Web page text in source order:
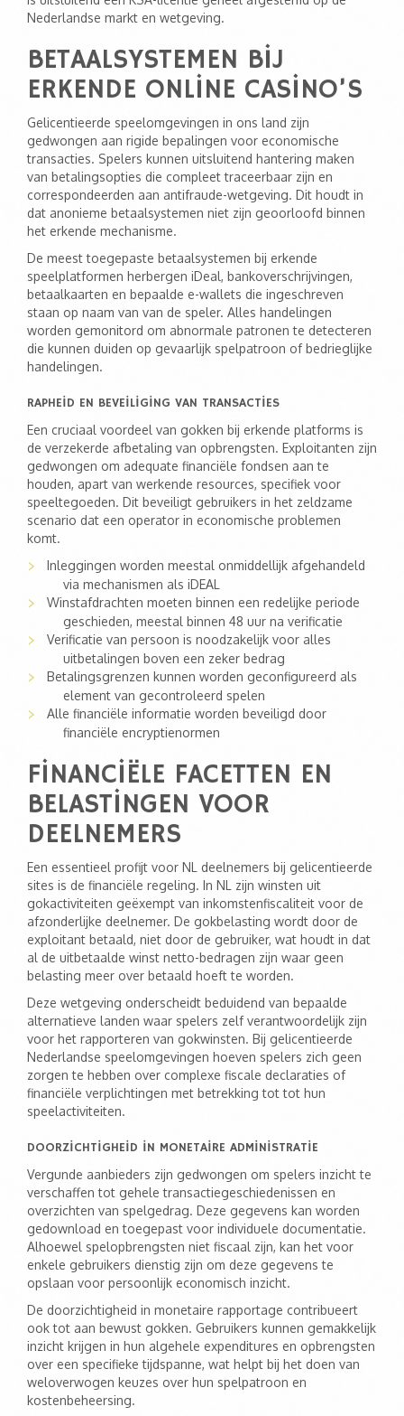
Nederlandse markt en wetgeving.
BETAALSYSTEMEN BIJ
ERKENDE ONLINE CASINO’S
Gelicentieerde speelomgevingen in ons land zijn
gedwongen aan rigide bepalingen voor economische
transacties. Spelers kunnen uitsluitend hantering maken
van betalingsopties die compleet traceerbaar zijn en
correspondeerden aan antifraude-wetgeving. Dit houdt in
dat anonieme betaalsystemen niet zijn geoorloofd binnen
het erkende mechanisme.
De meest toegepaste betaalsystemen bij erkende
speelplatformen herbergen iDeal, bankoverschrijvingen,
betaalkaarten en bepaalde e-wallets die ingeschreven
staan op naam van van de speler. Alles handelingen
worden gemonitord om abnormale patronen te detecteren
die kunnen duiden op gevaarlijk spelpatroon of bedrieglijke
handelingen.
RAPHEID EN BEVEILIGING VAN TRANSACTIES
Een cruciaal voordeel van gokken bij erkende platforms is
de verzekerde afbetaling van opbrengsten. Exploitanten zijn
gedwongen om adequate financiële fondsen aan te
houden, apart van werkende resources, specifiek voor
speeltegoeden. Dit beveiligt gebruikers in het zeldzame
scenario dat een operator in economische problemen
komt.
Inleggingen worden meestal onmiddellijk afgehandeld
via mechanismen als iDEAL
Winstafdrachten moeten binnen een redelijke periode
geschieden, meestal binnen 48 uur na verificatie
Verificatie van persoon is noodzakelijk voor alles
uitbetalingen boven een zeker bedrag
Betalingsgrenzen kunnen worden geconfigureerd als
element van gecontroleerd spelen
Alle financiële informatie worden beveiligd door
financiële encryptienormen
FINANCIËLE FACETTEN EN
BELASTINGEN VOOR
DEELNEMERS
Een essentieel profijt voor NL deelnemers bij gelicentieerde
sites is de financiële regeling. In NL zijn winsten uit
gokactiviteiten geëxempt van inkomstenfiscaliteit voor de
afzonderlijke deelnemer. De gokbelasting wordt door de
exploitant betaald, niet door de gebruiker, wat houdt in dat
al de uitbetaalde winst netto-bedragen zijn waar geen
belasting meer over betaald hoeft te worden.
Deze wetgeving onderscheidt beduidend van bepaalde
alternatieve landen waar spelers zelf verantwoordelijk zijn
voor het rapporteren van gokwinsten. Bij gelicentieerde
Nederlandse speelomgevingen hoeven spelers zich geen
zorgen te hebben over complexe fiscale declaraties of
financiële verplichtingen met betrekking tot tot hun
speelactiviteiten.
DOORZICHTIGHEID IN MONETAIRE ADMINISTRATIE
Vergunde aanbieders zijn gedwongen om spelers inzicht te
verschaffen tot gehele transactiegeschiedenissen en
overzichten van spelgedrag. Deze gegevens kan worden
gedownload en toegepast voor individuele documentatie.
Alhoewel spelopbrengsten niet fiscaal zijn, kan het voor
enkele gebruikers dienstig zijn om deze gegevens te
opslaan voor persoonlijk economisch inzicht.
De doorzichtigheid in monetaire rapportage contribueert
ook tot aan bewust gokken. Gebruikers kunnen gemakkelijk
inzicht krijgen in hun algehele expenditures en opbrengsten
over een specifieke tijdspanne, wat helpt bij het doen van
weloverwogen keuzes over hun spelpatroon en
kostenbeheersing.